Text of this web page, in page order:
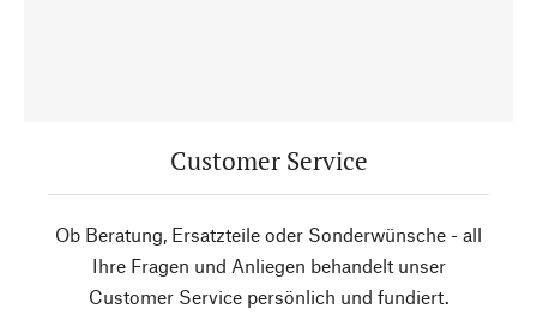
Customer Service
Ob Beratung, Ersatzteile oder Sonderwünsche - all
Ihre Fragen und Anliegen behandelt unser
Customer Service persönlich und fundiert.